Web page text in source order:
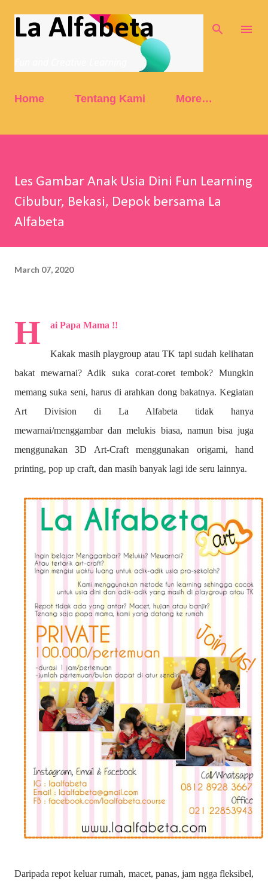
Skip to main content
La Alfabeta
Home Tentang Kami More…
Les Gambar Anak Usia Dini Fun Learning
Cibubur, Bekasi, Depok bersama La
Alfabeta
March 07, 2020
H ai Papa Mama !!
Kakak masih playgroup atau TK tapi sudah kelihatan
bakat mewarnai? Adik suka corat-coret tembok? Mungkin
memang suka seni, harus di arahkan dong bakatnya. Kegiatan
Art Division di La Alfabeta tidak hanya
mewarnai/menggambar dan melukis biasa, namun bisa juga
menggunakan 3D Art-Craft menggunakan origami, hand
printing, pop up craft, dan masih banyak lagi ide seru lainnya.
Daripada repot keluar rumah, macet, panas, jam ngga fleksibel,